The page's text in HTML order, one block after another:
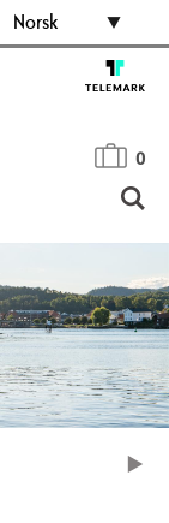
Norsk
0